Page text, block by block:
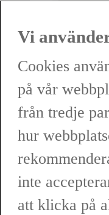
Vi
Cookies
på vår
från tredje
hur
inte
att klicka på